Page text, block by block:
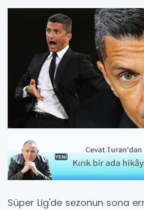
Süper Lig'de sezonun sona